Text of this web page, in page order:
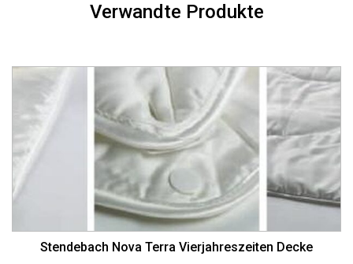
Verwandte Produkte
Stendebach Nova Terra Vierjahreszeiten Decke